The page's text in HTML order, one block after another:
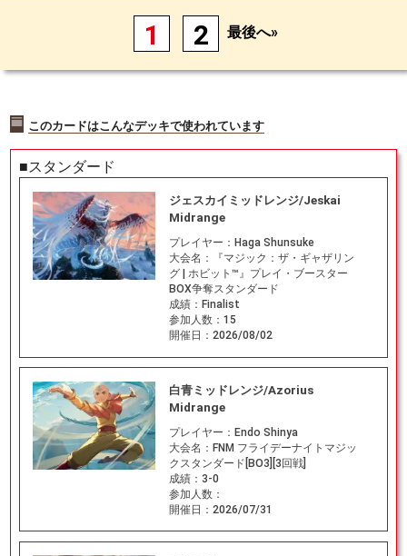
1 2 最後へ»
このカードはこんなデッキで使われています
■スタンダード
ジェスカイミッドレンジ/Jeskai
Midrange
プレイヤー： Haga Shunsuke
大会名：
『マジック：ザ・ギャザリン
グ | ホビット™』プレイ・ブースター
BOX争奪スタンダード
成績： Finalist
参加人数： 15
開催日： 2026/08/02
白青ミッドレンジ/Azorius
Midrange
プレイヤー： Endo Shinya
大会名： FNM フライデーナイトマジッ
クスタンダード[BO3][3回戦]
成績： 3-0
参加人数：
開催日： 2026/07/31